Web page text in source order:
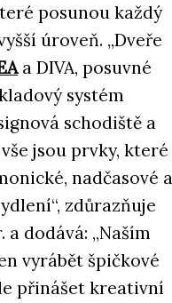
posunou každý
úroveň. „Dveře
a DIVA, posuvné
systém
schodiště a
jsou prvky, které
nadčasové a
zdůrazňuje
a dodává: „Naším
vyrábět špičkové
přinášet kreativní